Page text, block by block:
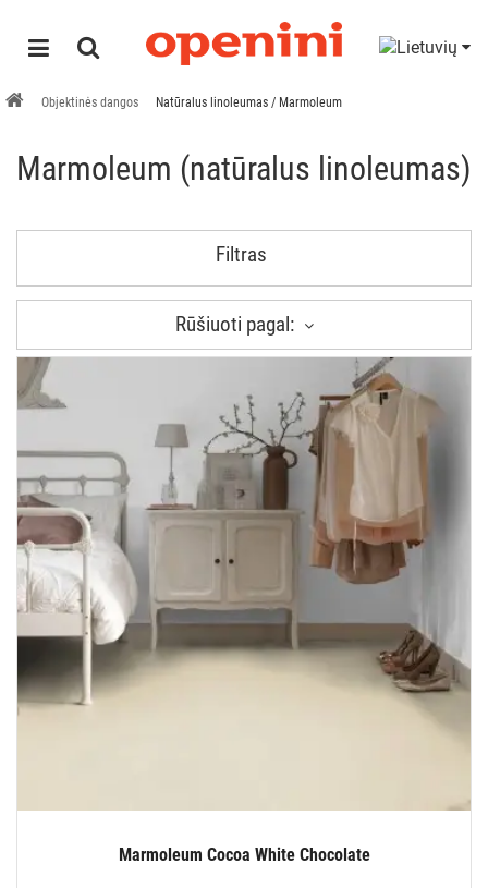
Objektinės dangos Natūralus linoleumas / Marmoleum
Marmoleum (natūralus linoleumas)
Filtras
Rūšiuoti pagal:
Marmoleum Cocoa White Chocolate